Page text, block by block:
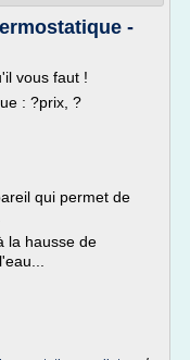
-
vous faut !
: ?prix, ?
qui permet de
la hausse de